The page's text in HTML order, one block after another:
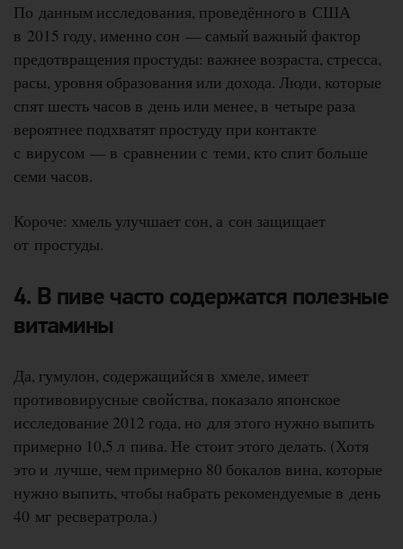
По данным исследования, проведённого в США
в 2015 году, именно сон — самый важный фактор
предотвращения простуды: важнее возраста, стресса,
расы, уровня образования или дохода. Люди, которые
спят шесть часов в день или менее, в четыре раза
вероятнее подхватят простуду при контакте
с вирусом — в сравнении с теми, кто спит больше
семи часов.
Короче: хмель улучшает сон, а сон защищает
от простуды.
4. В пиве часто содержатся полезные
витамины
Да, гумулон, содержащийся в хмеле, имеет
противовирусные свойства, показало японское
исследование 2012 года, но для этого нужно выпить
примерно 10,5 л пива. Не стоит этого делать. (Хотя
это и лучше, чем примерно 80 бокалов вина, которые
нужно выпить, чтобы набрать рекомендуемые в день
40 мг ресвератрола.)